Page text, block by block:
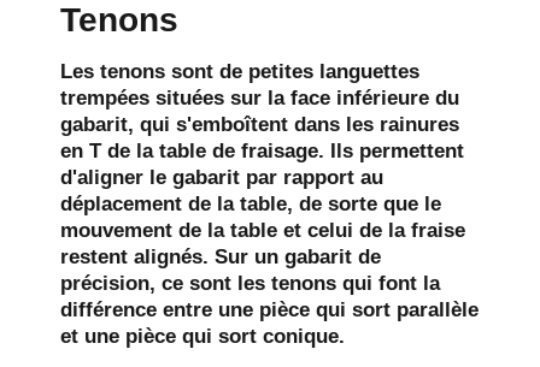
Tenons
Les tenons sont de petites languettes
trempées situées sur la face inférieure du
gabarit, qui s'emboîtent dans les rainures
en T de la table de fraisage. Ils permettent
d'aligner le gabarit par rapport au
déplacement de la table, de sorte que le
mouvement de la table et celui de la fraise
restent alignés. Sur un gabarit de
précision, ce sont les tenons qui font la
différence entre une pièce qui sort parallèle
et une pièce qui sort conique.